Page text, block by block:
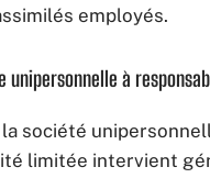
employés.
unipersonnelle à
société
limitée intervient